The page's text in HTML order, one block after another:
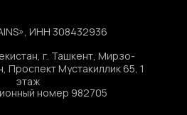
ИНН 308432936
г. Ташкент, Мирзо-
Проспект Мустакиллик 65, 1
этаж
номер 982705